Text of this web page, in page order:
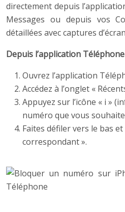
directement depuis
Messages ou depuis vos
détaillées avec captures
Depuis l’application
Ouvrez l’application
Accédez à l’onglet «
Appuyez sur l’icône « i »
numéro que vous
Faites défiler vers le bas
correspondant ».